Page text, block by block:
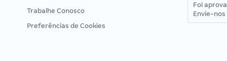
Trabalhe Conosco
Preferências de Cookies
Foi
Envie-